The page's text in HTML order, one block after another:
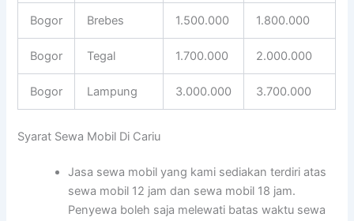
Bogor Brebes 1.500.000 1.800.000
Bogor Tegal 1.700.000 2.000.000
Bogor Lampung 3.000.000 3.700.000
Syarat Sewa Mobil Di Cariu
Jasa sewa mobil yang kami sediakan terdiri atas
sewa mobil 12 jam dan sewa mobil 18 jam.
Penyewa boleh saja melewati batas waktu sewa